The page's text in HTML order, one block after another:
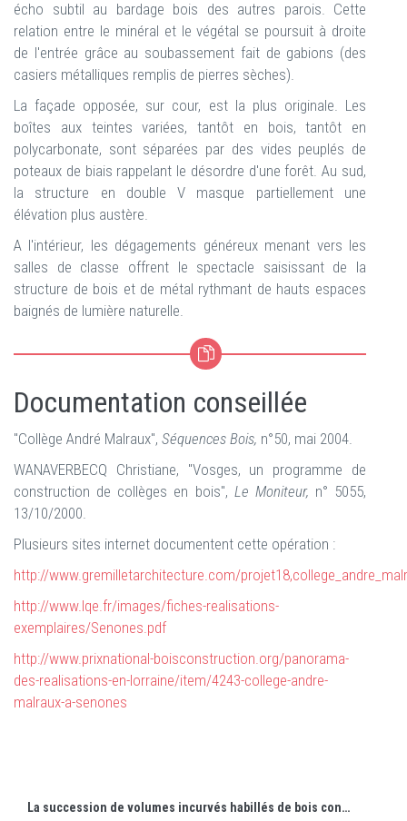
écho subtil au bardage bois des autres parois. Cette
relation entre le minéral et le végétal se poursuit à droite
de l'entrée grâce au soubassement fait de gabions (des
casiers métalliques remplis de pierres sèches).
La façade opposée, sur cour, est la plus originale. Les
boîtes aux teintes variées, tantôt en bois, tantôt en
polycarbonate, sont séparées par des vides peuplés de
poteaux de biais rappelant le désordre d'une forêt. Au sud,
la structure en double V masque partiellement une
élévation plus austère.
A l'intérieur, les dégagements généreux menant vers les
salles de classe offrent le spectacle saisissant de la
structure de bois et de métal rythmant de hauts espaces
baignés de lumière naturelle.
Documentation conseillée
"Collège André Malraux", Séquences Bois, n°50, mai 2004.
WANAVERBECQ Christiane, "Vosges, un programme de
construction de collèges en bois", Le Moniteur, n° 5055,
13/10/2000.
Plusieurs sites internet documentent cette opération :
http://www.gremilletarchitecture.com/
http://www.lqe.fr/images/fiches-realisations-
exemplaires/Senones.pdf
http://www.prixnational-boisconstruction.org/panorama-
des-realisations-en-lorraine/item/4243-college-andre-
malraux-a-senones
La succession de volumes incurvés habillés de bois contraste avec un mur rectiligne de béton formant écran.